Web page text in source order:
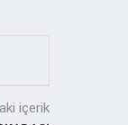
içerik